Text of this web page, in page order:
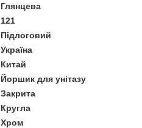
Глянцева
121
Підлоговий
Україна
Китай
Йоршик для унітазу
Закрита
Кругла
Хром